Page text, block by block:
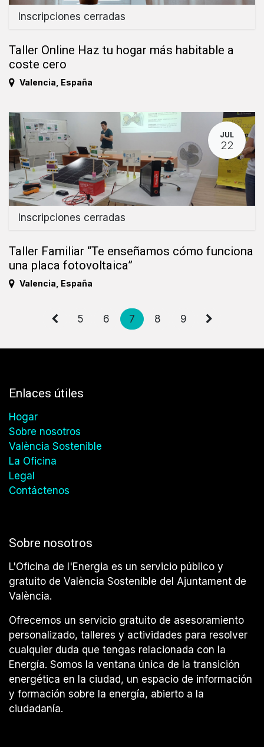
Inscripciones cerradas
Taller Online Haz tu hogar más habitable a
coste cero
Valencia España
JUL
22
Inscripciones cerradas
Taller Familiar “Te enseñamos cómo funciona
una placa fotovoltaica”
Valencia España
5 6 7 8 9
Enlaces útiles
Hogar
Sobre nosotros
València Sostenible
La Oficina
Legal
Contáctenos
Sobre nosotros
L'Oficina de l'Energia es un servicio público y
gratuito de València Sostenible del Ajuntament de
València.
Ofrecemos un servicio gratuito de asesoramiento
personalizado, talleres y actividades para resolver
cualquier duda que tengas relacionada con la
Energía. Somos la ventana única de la transición
energética en la ciudad, un espacio de información
y formación sobre la energía, abierto a la
ciudadanía.